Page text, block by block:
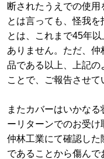
断されたうえでの使用
とは言っても、怪我
とは、これまで45年
ありません。ただ、
品である以上、上記の
ことで、ご報告させて
またカバーはいかな
ーリターンでのお受け
仲林工業にて確認し
であることから傷ん